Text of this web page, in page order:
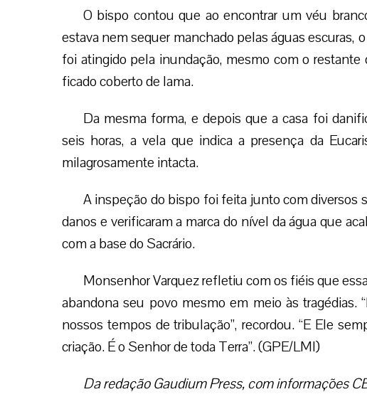
O bispo contou que ao encontrar um véu
estava nem sequer manchado pelas águas escuras,
foi atingido pela inundação, mesmo com o
ficado coberto de lama.
Da mesma forma, e depois que a casa foi
seis horas, a vela que indica a presença da
milagrosamente intacta.
A inspeção do bispo foi feita junto com diversos
danos e verificaram a marca do nível da água que
com a base do Sacrário.
Monsenhor Varquez refletiu com os fiéis que
abandona seu povo mesmo em meio às tragédias.
nossos tempos de tribulação”, recordou. “E Ele
criação. É o Senhor de toda Terra”. (GPE/LMI)
Da redação Gaudium Press, com informações